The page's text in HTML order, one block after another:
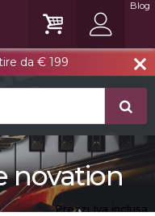
close
da € 199
Blog
novation
Prezzi Iva inclusa